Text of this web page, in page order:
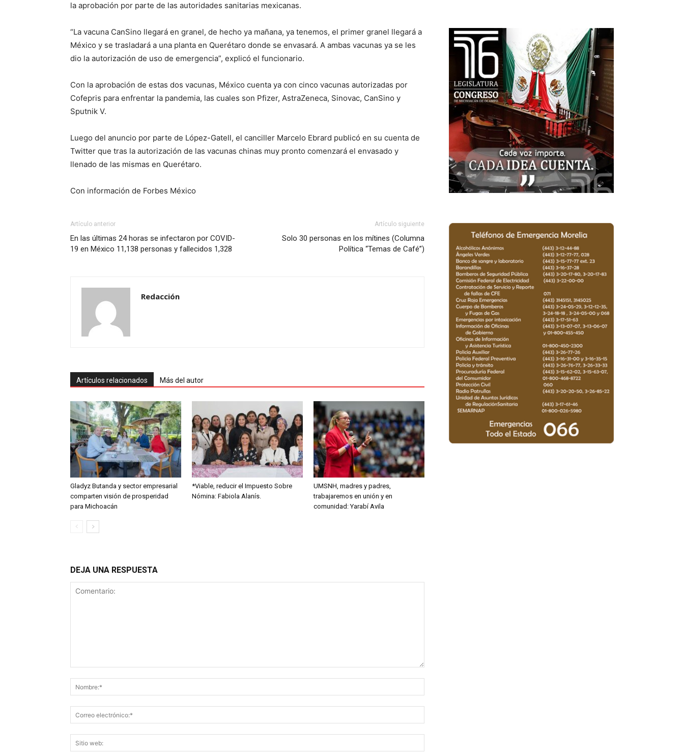
la aprobación por parte de las autoridades sanitarias mexicanas.
“La vacuna CanSino llegará en granel, de hecho ya mañana, ya tenemos, el primer granel llegará a
México y se trasladará a una planta en Querétaro donde se envasará. A ambas vacunas ya se les
dio la autorización de uso de emergencia”, explicó el funcionario.
Con la aprobación de estas dos vacunas, México cuenta ya con cinco vacunas autorizadas por
Cofepris para enfrentar la pandemia, las cuales son Pfizer, AstraZeneca, Sinovac, CanSino y
Sputnik V.
Luego del anuncio por parte de López-Gatell, el canciller Marcelo Ebrard publicó en su cuenta de
Twitter que tras la autorización de las vacunas chinas muy pronto comenzará el envasado y
llenado de las mismas en Querétaro.
Con información de Forbes México
Artículo anterior
En las últimas 24 horas se infectaron por COVID-
19 en México 11,138 personas y fallecidos 1,328
Artículo siguiente
Solo 30 personas en los mítines (Columna
Política “Temas de Café”)
Redacción
Artículos relacionados Más del autor
Gladyz Butanda y sector empresarial
comparten visión de prosperidad
para Michoacán
*Viable, reducir el Impuesto Sobre
Nómina: Fabiola Alanís.
UMSNH, madres y padres,
trabajaremos en unión y en
comunidad: Yarabí Avila
DEJA UNA RESPUESTA